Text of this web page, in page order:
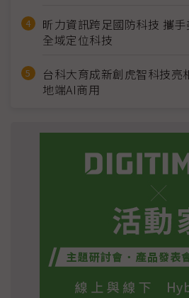
昕力資訊跨足國防科技 攜
全域定位科技
台科大育成新創虎智科技亮
地端AI商用